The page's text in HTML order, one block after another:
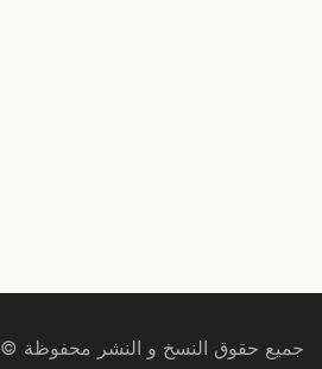
جميع حقوق النسخ و النشر محفوظة © 2009–2026